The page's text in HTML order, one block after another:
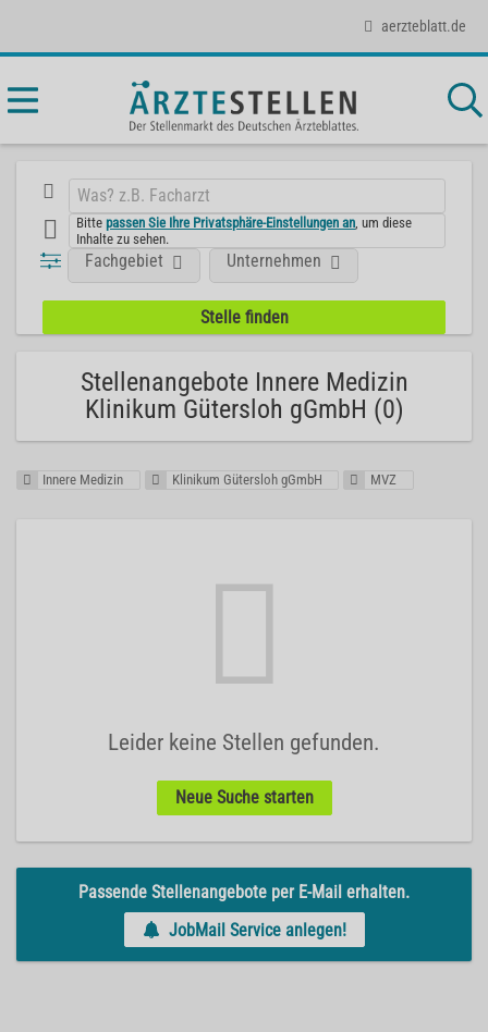
aerzteblatt.de
Bittepassen Sie Ihre Privatsphäre-Einstellungen an , um diese
Inhalte zu sehen.
Fachgebiet Unternehmen
Stellenangebote Innere Medizin
Klinikum Gütersloh gGmbH (0)
Innere Medizin Klinikum Gütersloh gGmbH MVZ
Leider keine Stellen gefunden.
Neue Suche starten
Passende Stellenangebote per E-Mail erhalten.
JobMail Service anlegen!